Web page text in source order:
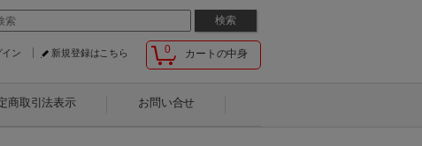
0 カートの中身
イン 新規登録はこちら
商取引法表示 お問い合せ